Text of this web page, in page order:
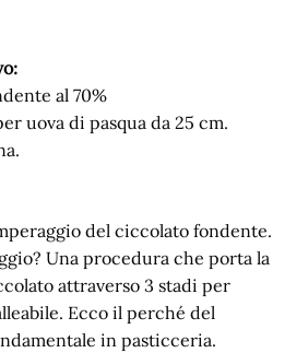
al 70%
uova di pasqua da 25 cm.
del ciccolato fondente.
Una procedura che porta la
attraverso 3 stadi per
Ecco il perché del
in pasticceria.